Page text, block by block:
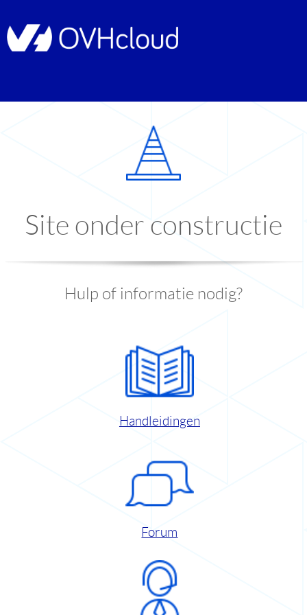
Site onder constructie
Hulp of informatie nodig?
Handleidingen
Forum